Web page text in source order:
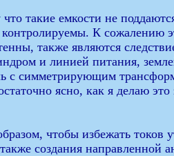
такие емкости не
К сожалению
также являются
и линией питания,
с симметрирующим
ясно, как я делаю это
чтобы избежать токов
создания направленной